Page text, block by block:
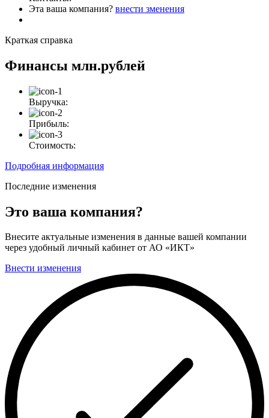
Эта ваша компания? внести зменения
Краткая справка
Финансы млн.рублей
Выручка:
Прибыль:
Стоимость:
Подробная информация
Последние изменения
Это ваша компания?
Внесите актуальные изменения в данные вашей компании
через удобный личный кабинет от АО «ИКТ»
Внести изменения